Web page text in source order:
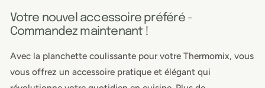
Votre nouvel accessoire préféré -
Commandez maintenant !
Avec la planchette coulissante pour votre Thermomix, vous
vous offrez un accessoire pratique et élégant qui